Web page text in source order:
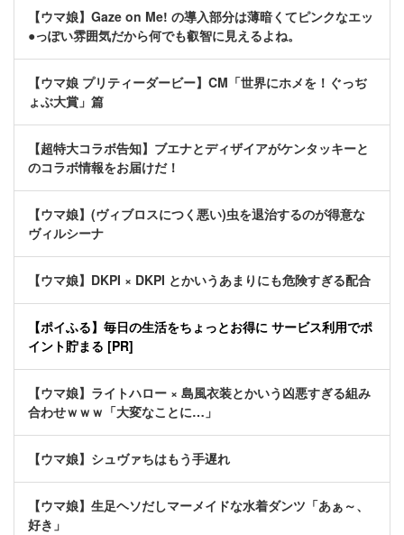
【ウマ娘】Gaze on Me! の導入部分は薄暗くてピンクなエッ
●っぽい雰囲気だから何でも叡智に見えるよね。
【ウマ娘 プリティーダービー】CM「世界にホメを！ぐっぢ
ょぶ大賞」篇
【超特大コラボ告知】ブエナとディザイアがケンタッキーと
のコラボ情報をお届けだ！
【ウマ娘】(ヴィブロスにつく悪い)虫を退治するのが得意な
ヴィルシーナ
【ウマ娘】DKPI × DKPI とかいうあまりにも危険すぎる配合
【ポイふる】毎日の生活をちょっとお得に サービス利用でポ
イント貯まる [PR]
【ウマ娘】ライトハロー × 島風衣装とかいう凶悪すぎる組み
合わせｗｗｗ「大変なことに…」
【ウマ娘】シュヴァちはもう手遅れ
【ウマ娘】生足ヘソだしマーメイドな水着ダンツ「あぁ～、
好き」